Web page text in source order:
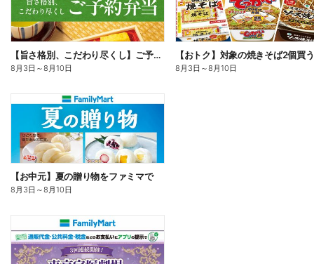
【旨さ格別、こだわり尽くし】ご予約弁当
8月3日 ～8月10日 8月3日 ～8月10日
【お中元】夏の贈り物をファミマで
8月3日 ～8月10日